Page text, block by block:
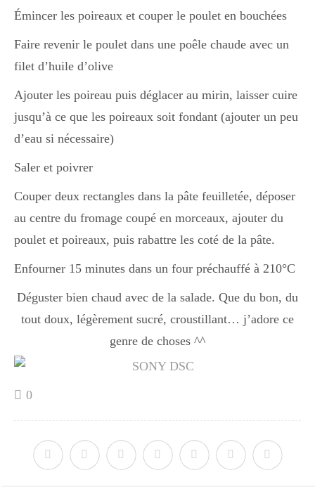
Mes amis en cuisine
Tuto
Divers
Semaines Spéciales
cupcake
Halloween
Émincer les poireaux et couper le poulet en bouchées
Faire revenir le poulet dans une poêle chaude avec un
filet d’huile d’olive
Ajouter les poireau puis déglacer au mirin, laisser cuire
jusqu’à ce que les poireaux soit fondant (ajouter un peu
d’eau si nécessaire)
Saler et poivrer
Couper deux rectangles dans la pâte feuilletée, déposer
au centre du fromage coupé en morceaux, ajouter du
poulet et poireaux, puis rabattre les coté de la pâte.
Enfourner 15 minutes dans un four préchauffé à 210°C
Déguster bien chaud avec de la salade. Que du bon, du
tout doux, légèrement sucré, croustillant… j’adore ce
genre de choses ^^
0